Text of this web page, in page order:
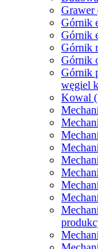
Grawer
Górnik
Górnik
Górnik
Górnik
Górnik
węgiel
Kowal